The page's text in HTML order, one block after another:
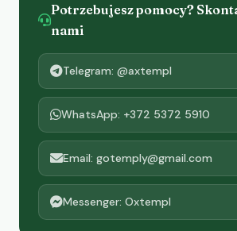
Potrzebujesz pomocy?
nami
Telegram: @axtempl
WhatsApp: +372 5372 5910
Email: gotemply@gmail.com
Messenger: Oxtempl